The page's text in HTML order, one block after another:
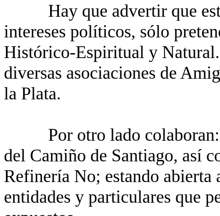
Hay que advertir que
intereses políticos, sólo
Histórico-Espiritual y
diversas asociaciones de
la Plata.
Por otro lado
del Camiño de Santiago, así
Refinería No; estando abierta
entidades y particulares que